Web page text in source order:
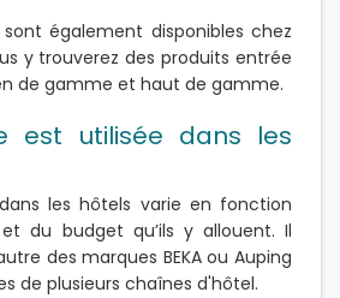
également disponibles chez
y trouverez des produits entrée
de gamme et haut de gamme.
est utilisée dans les
les hôtels varie en fonction
du budget qu’ils y allouent. Il
des marques BEKA ou Auping
de plusieurs chaînes d'hôtel.